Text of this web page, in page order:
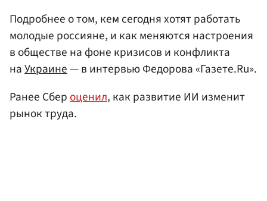
Подробнее о том, кем сегодня хотят работать
молодые россияне, и как меняются настроения
в обществе на фоне кризисов и конфликта
наУкраине— в интервью Федорова «Газете.Ru».
Ранее Сбероценил, как развитие ИИ изменит
рынок труда.